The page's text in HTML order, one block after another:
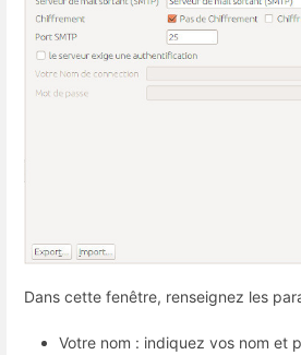
Dans cette fenêtre, renseignez les
Votre nom : indiquez vos nom et